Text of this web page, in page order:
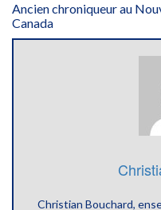
Ancien chroniqueur au
Canada
Christian Bouchard,